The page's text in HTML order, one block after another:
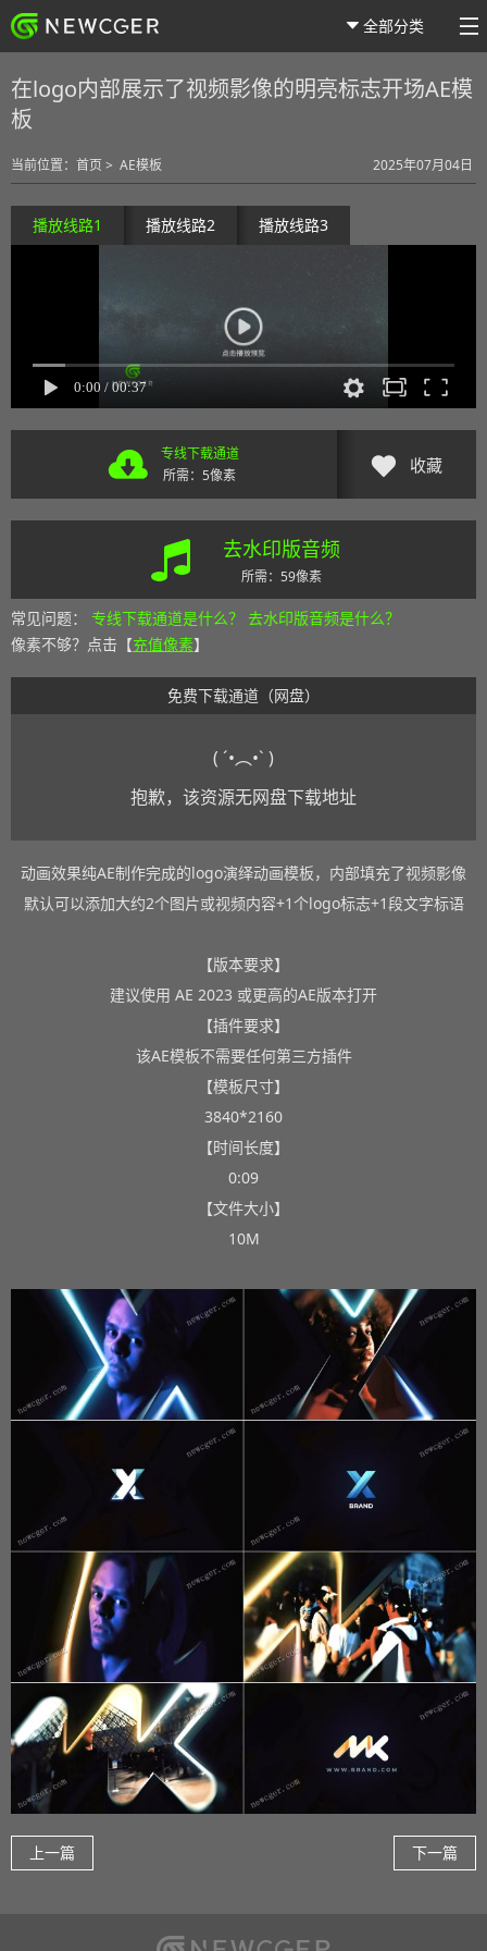
全部分类
在logo内部展示了视频影像的明亮标志开场AE模
板
当前位置： 首页 > AE模板 2025年07月04日
播放线路1 播放线路2 播放线路3
专线下载通道
所需：5像素
收藏
去水印版音频
所需：59像素
常见问题： 专线下载通道是什么？ 去水印版音频是什么？
像素不够？点击【充值像素】
免费下载通道（网盘）
( ´•︵•` )
抱歉，该资源无网盘下载地址
动画效果纯AE制作完成的logo演绎动画模板，内部填充了视频影像
默认可以添加大约2个图片或视频内容+1个logo标志+1段文字标语
【版本要求】
建议使用 AE 2023 或更高的AE版本打开
【插件要求】
该AE模板不需要任何第三方插件
【模板尺寸】
3840*2160
【时间长度】
0:09
【文件大小】
10M
上一篇 下一篇